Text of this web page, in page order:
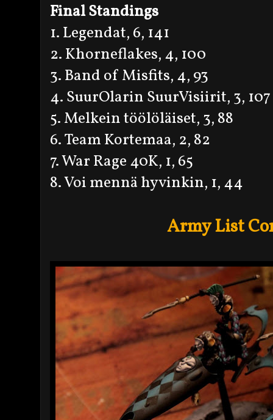
Final Standings
1. Legendat, 6, 141
2. Khorneflakes, 4, 100
3. Band of Misfits, 4, 93
4. SuurOlarin SuurVisiirit, 3, 107
5. Melkein töölöläiset, 3, 88
6. Team Kortemaa, 2, 82
7. War Rage 40K, 1, 65
8. Voi mennä hyvinkin, 1, 44
Army List